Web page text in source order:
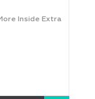
Inside Extra